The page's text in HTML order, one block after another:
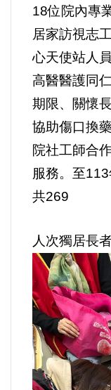
好人好事/人物介紹
18位院內專
居家訪視志
心天使站人
高醫醫護同
期限、關懷
協助傷口換
院社工師合
服務。至
共269
人次獨居長